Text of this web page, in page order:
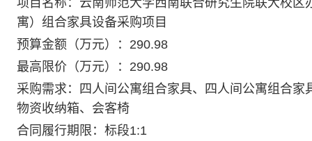
项目名称：云南师范大学西南联合研究生院联大校
寓）组合家具设备采购项目
预算金额（万元）：290.98
最高限价（万元）：290.98
采购需求：四人间公寓组合家具、四人间公寓组合
物资收纳箱、会客椅
合同履行期限：标段1:1